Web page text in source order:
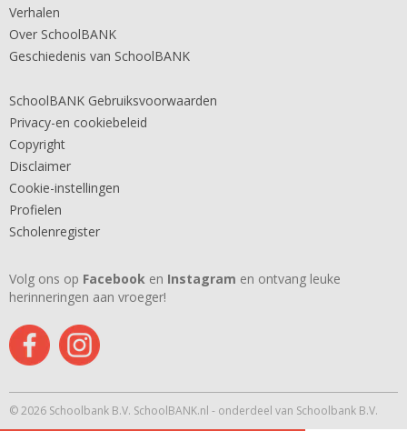
Verhalen
Over SchoolBANK
Geschiedenis van SchoolBANK
SchoolBANK Gebruiksvoorwaarden
Privacy-en cookiebeleid
Copyright
Disclaimer
Cookie-instellingen
Profielen
Scholenregister
Volg ons op Facebook en Instagram en ontvang leuke
herinneringen aan vroeger!
© 2026 Schoolbank B.V. SchoolBANK.nl - onderdeel van Schoolbank B.V.